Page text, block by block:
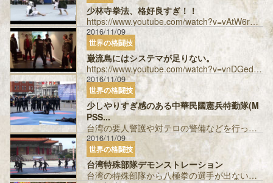
少林寺拳法、格好良すぎ！！
https://www.youtube.com/watch?v=vAtW6rNNplI リアル喧嘩稼業な感じ。 投稿者：アニマルアキ �...
2016/11/09
世界の格闘技
巌流島にはシステマが足りない。
https://www.youtube.com/watch?v=vnDGedaz5no この脱力した華麗な動きはシステマ特有の物、巌流島で見...
2016/11/09
世界の格闘技
少しやりすぎ感のある中華民國憲兵特勤隊(M
PSS...
台湾の要人警護や対テロの警備などを行っている特殊部隊のデモンストレーションです。 映像の3：55ぐらいから出てくる白色の丸い盾は、中国の伝統...
2016/11/09
世界の格闘技
台湾特殊部隊デモンストレーション
台湾の特殊部隊から八極拳の選手が出ないかなぁ・・・。 投稿者：ぶらっく ...